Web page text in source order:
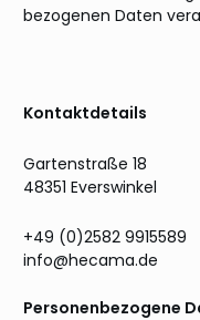
bezogenen Daten
Kontaktdetails
Gartenstraße 18
48351 Everswinkel
+49 (0)2582 9915589
info@hecama.de
Personenbezogene